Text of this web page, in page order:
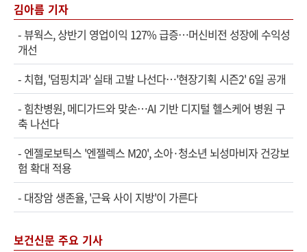
김아름 기자
- 뷰웍스, 상반기 영업이익 127% 급증…머신비전 성장에 수익성
개선
- 치협, '덤핑치과' 실태 고발 나선다…'현장기획 시즌2' 6일 공개
- 힘찬병원, 메디가드와 맞손…AI 기반 디지털 헬스케어 병원 구
축 나선다
- 엔젤로보틱스 '엔젤렉스 M20', 소아·청소년 뇌성마비자 건강보
험 확대 적용
- 대장암 생존율, '근육 사이 지방'이 가른다
보건신문 주요 기사